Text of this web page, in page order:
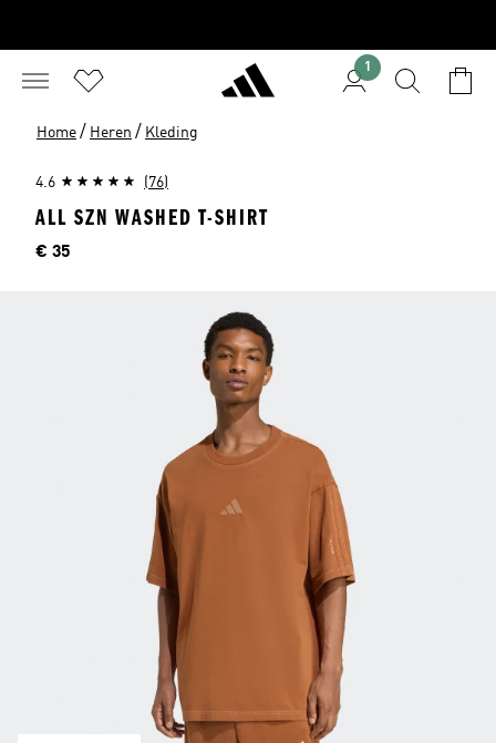
1
Home / Heren / Kleding
4.6 (76)
ALL SZN WASHED T-SHIRT
Price
€ 35